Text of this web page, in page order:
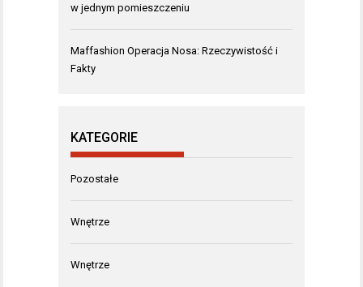
w jednym pomieszczeniu
Maffashion Operacja Nosa: Rzeczywistość i
Fakty
KATEGORIE
Pozostałe
Wnętrze
Wnętrze